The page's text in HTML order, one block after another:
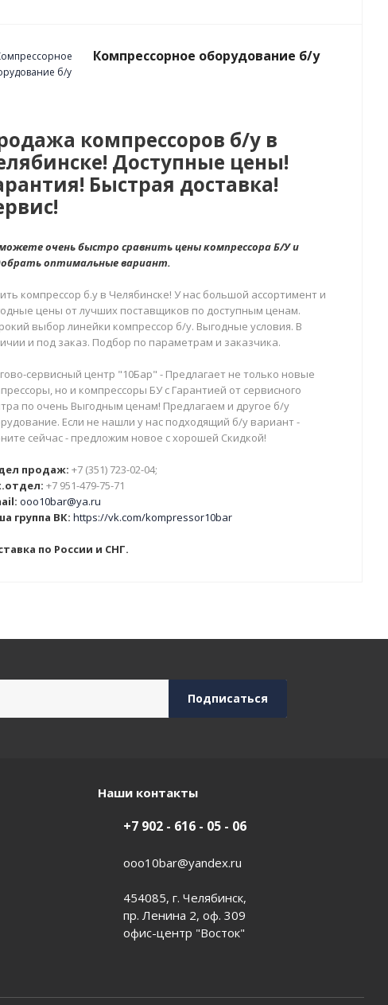
Компрессорное оборудование б/у
компрессоров б/у в
Доступные цены!
Быстрая доставка!
очень быстро сравнить цены компрессора Б/У и
оптимальные вариант.
компрессор б.у в Челябинске! У нас большой ассортимент и
цены от лучших поставщиков по доступным ценам.
выбор линейки компрессор б/у. Выгодные условия. В
и под заказ. Подбор по параметрам и заказчика.
сервисный центр "10Бар" - Предлагает не только новые
но и компрессоры БУ с Гарантией от сервисного
по очень Выгодным ценам! Предлагаем и другое б/у
Если не нашли у нас подходящий б/у вариант -
сейчас - предложим новое с хорошей Скидкой!
продаж: +7 (351) 723-02-04;
+7 951-479-75-71
ooo10bar@ya.ru
группа ВК: https://vk.com/kompressor10bar
по России и СНГ.
Наши контакты
+7 902 - 616 - 05 - 06
ooo10bar@yandex.ru
454085, г. Челябинск,
пр. Ленина 2, оф. 309
офис-центр "Восток"